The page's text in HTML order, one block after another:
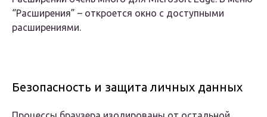
“Расширения” – откроется окно с доступными
расширениями.
Безопасность и защита личных данных